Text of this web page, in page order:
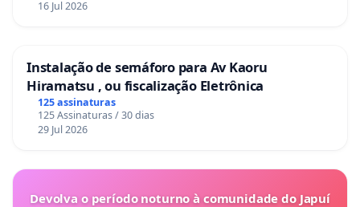
16 Jul 2026
Instalação de semáforo para Av Kaoru
Hiramatsu , ou fiscalização Eletrônica
125 assinaturas
125 Assinaturas / 30 dias
29 Jul 2026
Devolva o período noturno à comunidade do Japuí